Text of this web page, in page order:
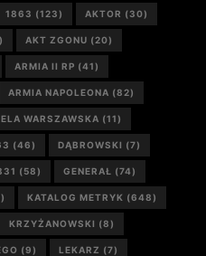
1863 (123) AKTOR (30)
AKT ZGONU (20)
ARMIA II RP (41)
ARMIA NAPOLEONA (82)
WARSZAWSKA (11)
(46) DĄBROWSKI (7)
(58) GENERAŁ (74)
KATALOG METRYK (648)
KRZYŻANOWSKI (8)
(9) LEKARZ (7)